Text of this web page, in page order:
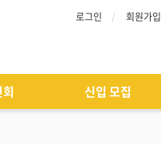
로그인 회원가입
신입 모집